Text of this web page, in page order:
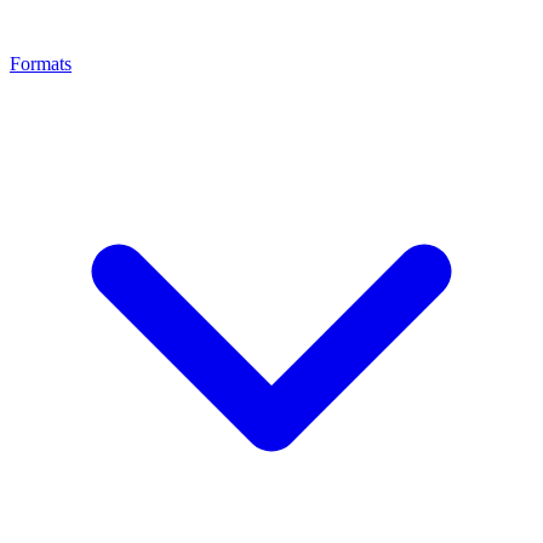
Formats